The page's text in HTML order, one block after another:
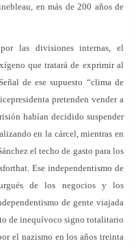
en más de 200 años de
las divisiones internas, el
que tratará de exprimir al
de ese supuesto “clima de
pretenden vender a
habían decidido suspender
en la cárcel, mientras en
el techo de gasto para los
Ese independentismo de
de los negocios y los
de gente viajada
de inequívoco signo totalitario
el nazismo en los años treinta